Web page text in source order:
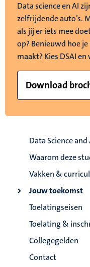
Data science en AI
zelfrijdende auto’s.
als jij er iets mee
op? Benieuwd hoe
maakt? Kies DSAI
Download
Data Science
Waarom deze
Vakken &
Jouw toekomst
Toelatingseisen
Toelating &
Collegegelden
Contact